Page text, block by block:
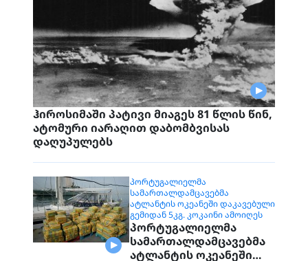
ჰიროსიმაში პატივი მიაგეს 81 წლის წინ,
ატომური იარაღით დაბომბვისას
დაღუპულებს
ᲞᲝᲠᲢᲣᲒᲐᲚᲘᲔᲚᲛᲐ
ᲡᲐᲛᲐᲠᲗᲐᲚᲓᲐᲛᲪᲐᲕᲔᲑᲛᲐ
ᲐᲢᲚᲐᲜᲢᲘᲡ ᲝᲙᲔᲐᲜᲔᲨᲘ ᲓᲐᲙᲐᲕᲔᲑᲣᲚᲘ
ᲒᲔᲛᲘᲓᲐᲜ 5ᲙᲒ. ᲙᲝᲙᲐᲘᲜᲘ ᲐᲛᲝᲘᲦᲔᲡ
პორტუგალიელმა
სამართალდამცავებმა
ატლანტის ოკეანეში